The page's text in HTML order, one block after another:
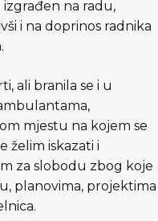
izgrađen na radu,
i na doprinos radnika
ali branila se i u
mjestu na kojem se
želim iskazati i
za slobodu zbog koje
planovima, projektima